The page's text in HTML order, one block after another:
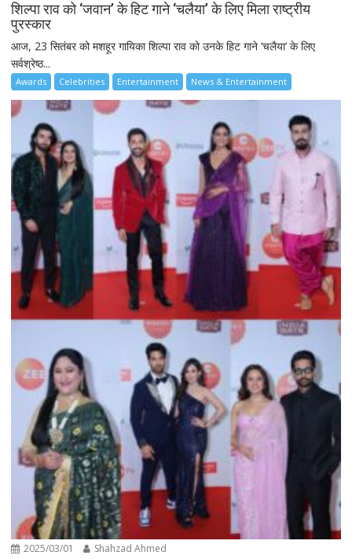
शिल्पा राव को ‘जवान’ के हिट गाने ‘चलैया’ के लिए मिला राष्ट्रीय
पुरस्कार
आज, 23 सितंबर को मशहूर गायिका शिल्पा राव को उनके हिट गाने ‘चलैया’ के लिए
सर्वश्रेष्ठ...
Awards Celebrities Entertainment News & Entertainment
2025/03/01 Shahzad Ahmed